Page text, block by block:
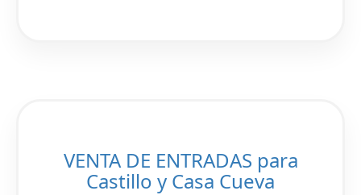
VENTA DE ENTRADAS para
Castillo y Casa Cueva